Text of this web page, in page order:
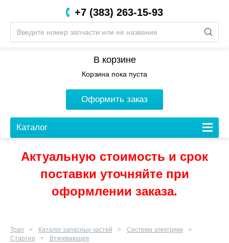
8 (800) 201-05-06
+7 (383) 263-15-93
В корзине
Корзина пока пуста
Оформить заказ
Каталог
Актуальную стоимость и срок
поставки уточняйте при
оформлении заказа.
Трап Каталог запасных частей
Система электрики
Стартер
Втягивающее